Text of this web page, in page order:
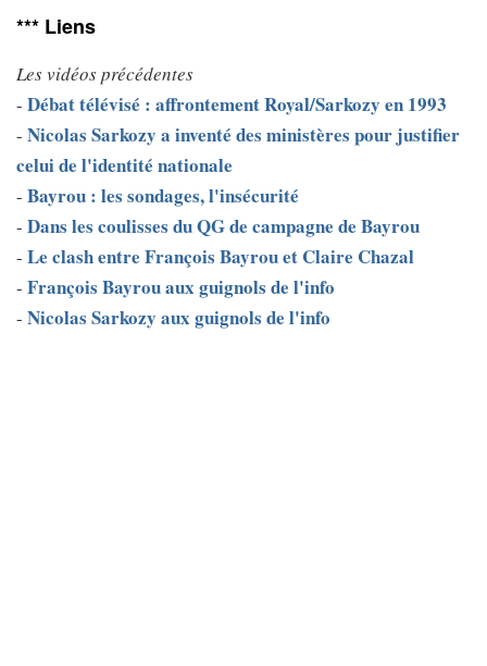
*** Liens
Les vidéos précédentes
- Débat télévisé : affrontement Royal/Sarkozy en 1993
- Nicolas Sarkozy a inventé des ministères pour justifier
celui de l'identité nationale
- Bayrou : les sondages, l'insécurité
- Dans les coulisses du QG de campagne de Bayrou
- Le clash entre François Bayrou et Claire Chazal
- François Bayrou aux guignols de l'info
- Nicolas Sarkozy aux guignols de l'info